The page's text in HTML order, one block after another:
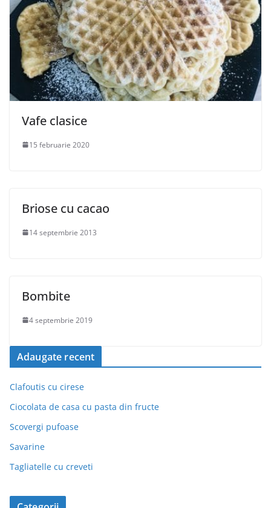
Vafe clasice
15 februarie 2020
Briose cu cacao
14 septembrie 2013
Bombite
4 septembrie 2019
Adaugate recent
Clafoutis cu cirese
Ciocolata de casa cu pasta din fructe
Scovergi pufoase
Savarine
Tagliatelle cu creveti